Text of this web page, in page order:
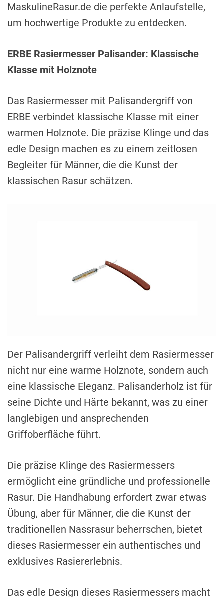
MaskulineRasur.de die perfekte Anlaufstelle,
um hochwertige Produkte zu entdecken.
ERBE Rasiermesser Palisander: Klassische
Klasse mit Holznote
Das Rasiermesser mit Palisandergriff von
ERBE verbindet klassische Klasse mit einer
warmen Holznote. Die präzise Klinge und das
edle Design machen es zu einem zeitlosen
Begleiter für Männer, die die Kunst der
klassischen Rasur schätzen.
Der Palisandergriff verleiht dem Rasiermesser
nicht nur eine warme Holznote, sondern auch
eine klassische Eleganz. Palisanderholz ist für
seine Dichte und Härte bekannt, was zu einer
langlebigen und ansprechenden
Griffoberfläche führt.
Die präzise Klinge des Rasiermessers
ermöglicht eine gründliche und professionelle
Rasur. Die Handhabung erfordert zwar etwas
Übung, aber für Männer, die die Kunst der
traditionellen Nassrasur beherrschen, bietet
dieses Rasiermesser ein authentisches und
exklusives Rasiererlebnis.
Das edle Design dieses Rasiermessers macht